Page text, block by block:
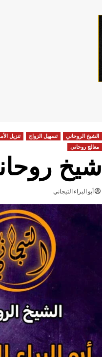
الشيخ الروحاني تسهيل الزواج تنزيل
معالج روحاني
شيخ
أبو البراء التيجاني